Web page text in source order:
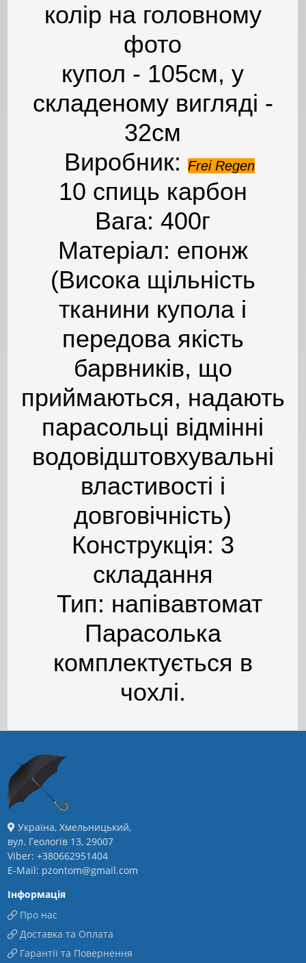
колір на головному
фото
купол - 105см, у
складеному вигляді -
32см
Виробник:Frei Regen
10 спиць карбон
Вага: 400г
Матеріал: епонж
(Висока щільність
тканини купола і
передова якість
барвників, що
приймаються, надають
парасольці відмінні
водовідштовхувальні
властивості і
довговічність)
Конструкція: 3
складання
Тип: напівавтомат
Парасолька
комплектується в
чохлі.
Україна, Хмельницький,
вул. Геологів 13, 29007
Viber: +380662951404
E-Mail: pzontom@gmail.com
Інформація
Про нас
Доставка та Оплата
Гарантії та Повернення